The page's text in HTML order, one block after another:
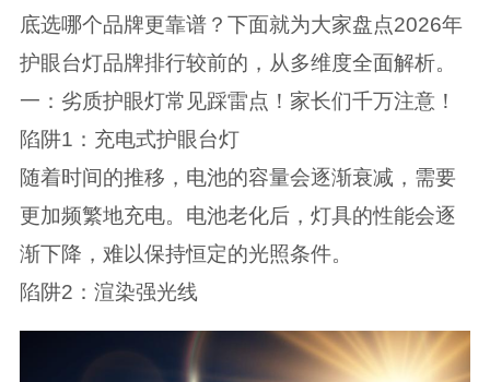
底选哪个品牌更靠谱？下面就为大家盘点2026年
护眼台灯品牌排行较前的，从多维度全面解析。
一：劣质护眼灯常见踩雷点！家长们千万注意！
陷阱1：充电式护眼台灯
随着时间的推移，电池的容量会逐渐衰减，需要
更加频繁地充电。电池老化后，灯具的性能会逐
渐下降，难以保持恒定的光照条件。
陷阱2：渲染强光线